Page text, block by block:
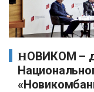
НОВИКОМ – деловой партнер